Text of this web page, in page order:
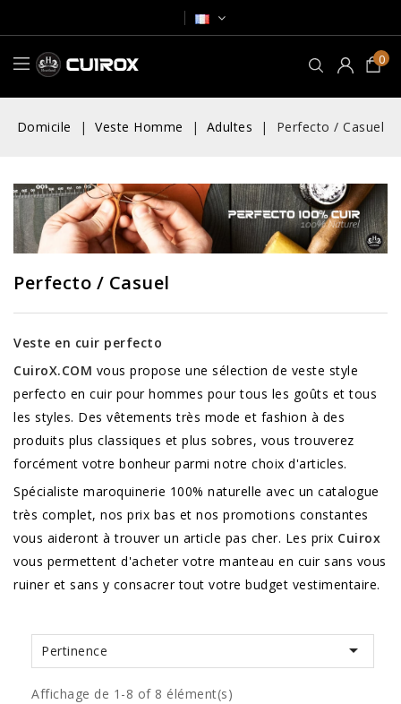
0
Domicile Veste Homme Adultes Perfecto / Casuel
Perfecto / Casuel
Veste en cuir perfecto
CuiroX.COM vous propose une sélection de veste style
perfecto en cuir pour hommes pour tous les goûts et tous
les styles. Des vêtements très mode et fashion à des
produits plus classiques et plus sobres, vous trouverez
forcément votre bonheur parmi notre choix d'articles.
Spécialiste maroquinerie 100% naturelle avec un catalogue
très complet, nos prix bas et nos promotions constantes
vous aideront à trouver un article pas cher. Les prix Cuirox
vous permettent d'acheter votre manteau en cuir sans vous
ruiner et sans y consacrer tout votre budget vestimentaire.
Pertinence 
Affichage de 1-8 of 8 élément(s)